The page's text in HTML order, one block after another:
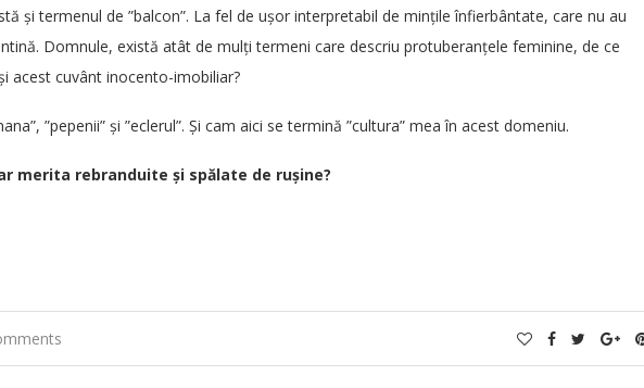
și termenul de ”balcon”. La fel de ușor interpretabil de mințile înfierbântate, care nu au
Domnule, există atât de mulți termeni care descriu protuberanțele feminine, de ce
acest cuvânt inocento-imobiliar?
”pepenii” și ”eclerul”. Și cam aici se termină ”cultura” mea în acest domeniu.
merita rebranduite și spălate de rușine?